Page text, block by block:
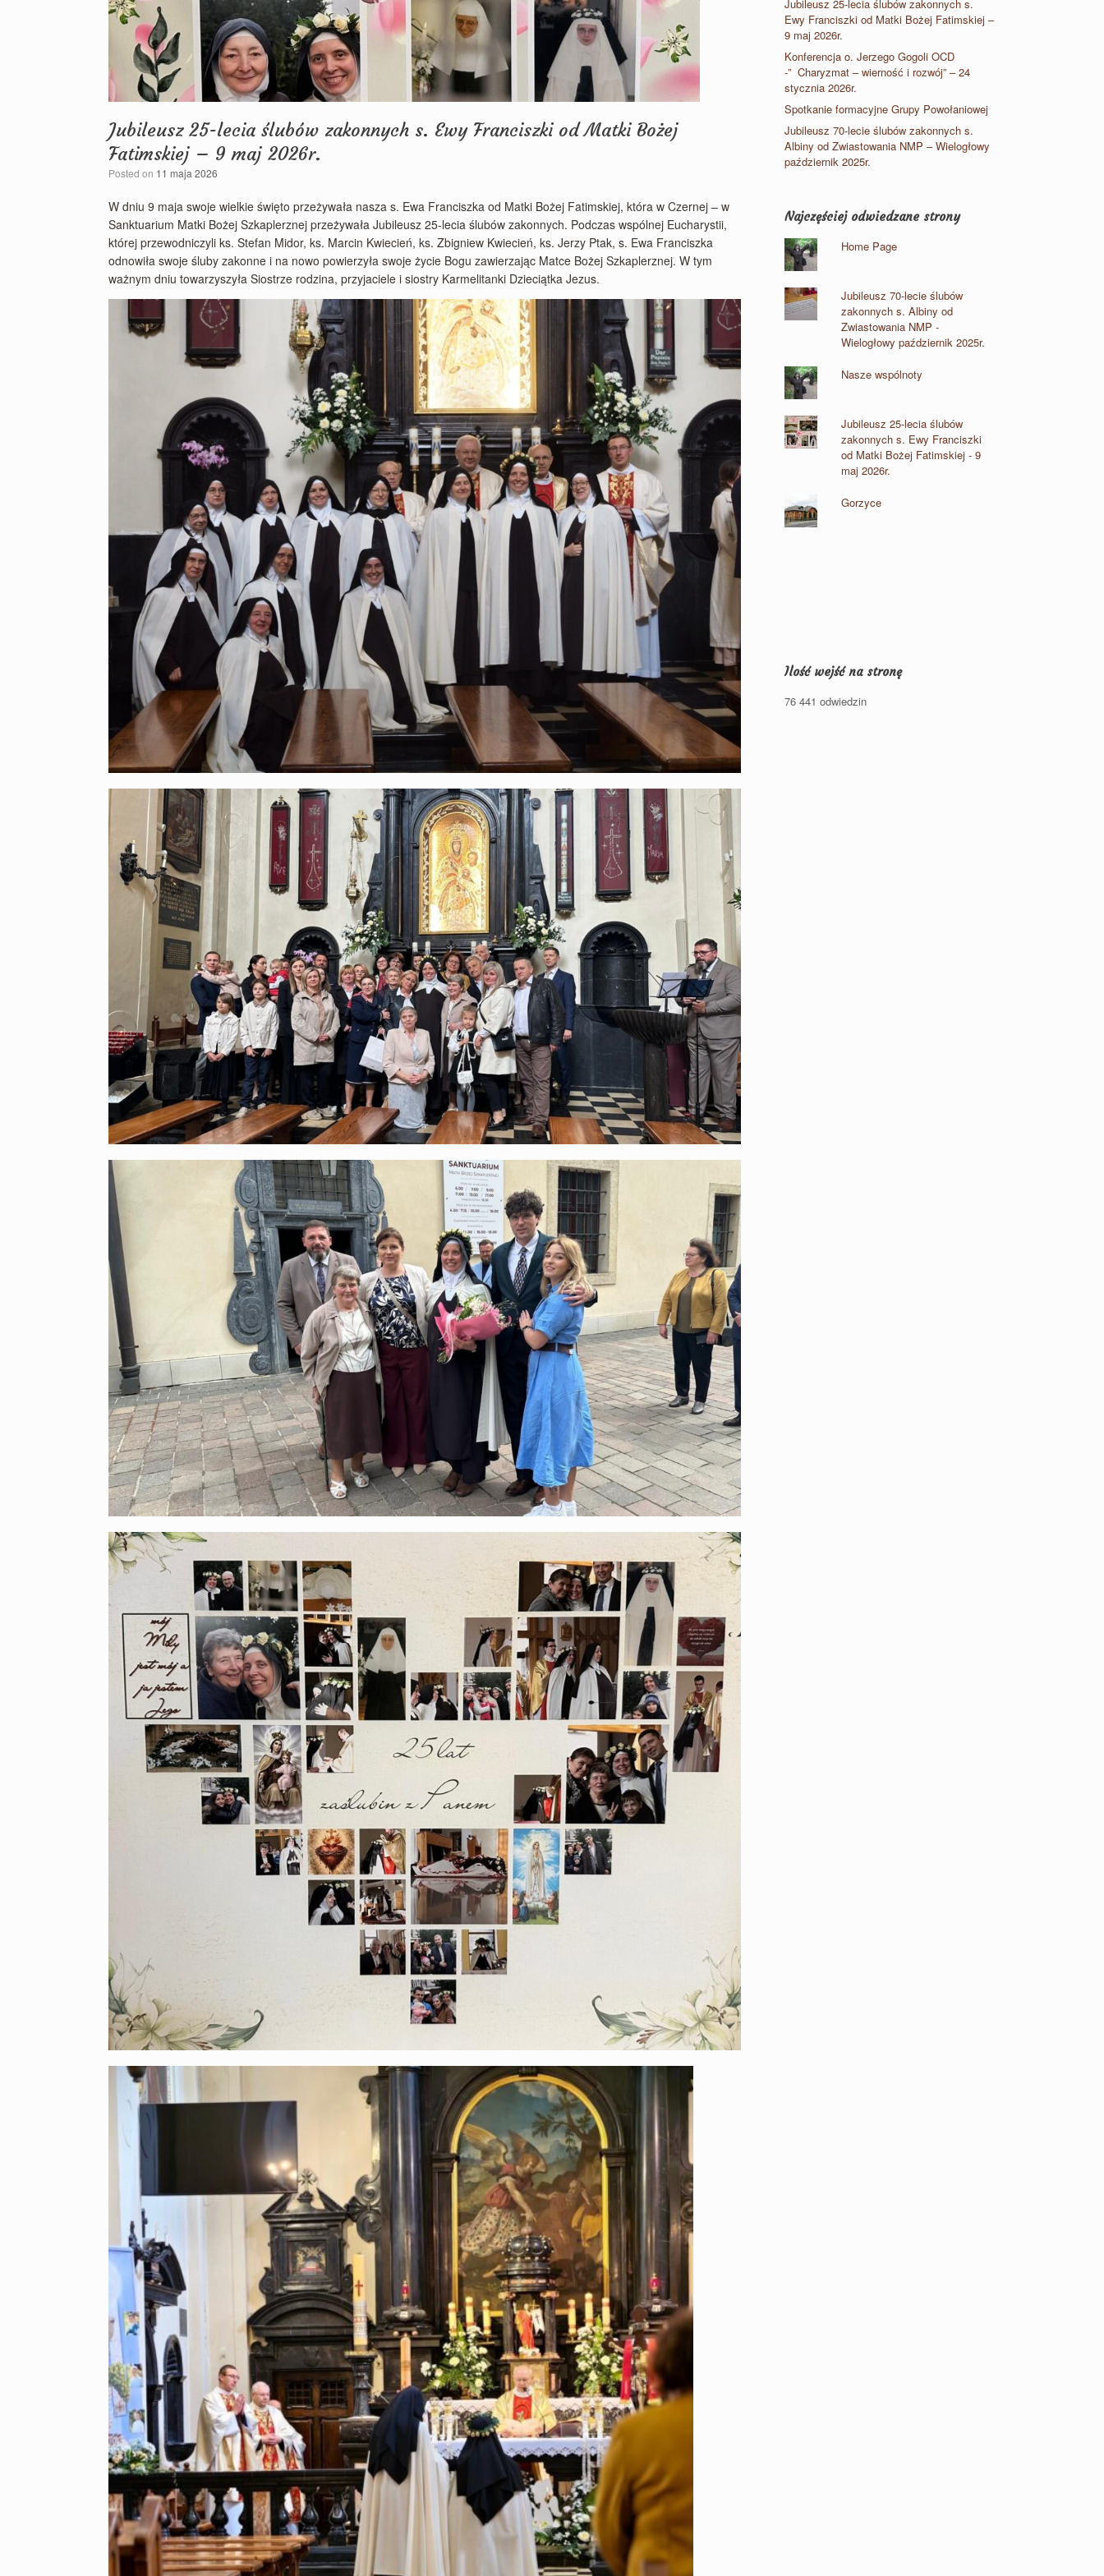
Jubileusz 25-lecia ślubów zakonnych s. Ewy Franciszki od Matki Bożej
Fatimskiej – 9 maj 2026r.
Posted on 11 maja 2026
W dniu 9 maja swoje wielkie święto przeżywała nasza s. Ewa Franciszka od Matki Bożej Fatimskiej, która w Czernej – w
Sanktuarium Matki Bożej Szkaplerznej przeżywała Jubileusz 25-lecia ślubów zakonnych. Podczas wspólnej Eucharystii,
której przewodniczyli ks. Stefan Midor, ks. Marcin Kwiecień, ks. Zbigniew Kwiecień, ks. Jerzy Ptak, s. Ewa Franciszka
odnowiła swoje śluby zakonne i na nowo powierzyła swoje życie Bogu zawierzając Matce Bożej Szkaplerznej. W tym
ważnym dniu towarzyszyła Siostrze rodzina, przyjaciele i siostry Karmelitanki Dzieciątka Jezus.
Jubileusz 25-lecia ślubów zakonnych s.
Ewy Franciszki od Matki Bożej Fatimskiej –
9 maj 2026r.
Konferencja o. Jerzego Gogoli OCD
-” Charyzmat – wierność i rozwój” – 24
stycznia 2026r.
Spotkanie formacyjne Grupy Powołaniowej
Jubileusz 70-lecie ślubów zakonnych s.
Albiny od Zwiastowania NMP – Wielogłowy
październik 2025r.
Najczęściej odwiedzane strony
Home Page
Jubileusz 70-lecie ślubów
zakonnych s. Albiny od
Zwiastowania NMP -
Wielogłowy październik 2025r.
Nasze wspólnoty
Jubileusz 25-lecia ślubów
zakonnych s. Ewy Franciszki
od Matki Bożej Fatimskiej - 9
maj 2026r.
Gorzyce
Ilość wejść na stronę
76 441 odwiedzin